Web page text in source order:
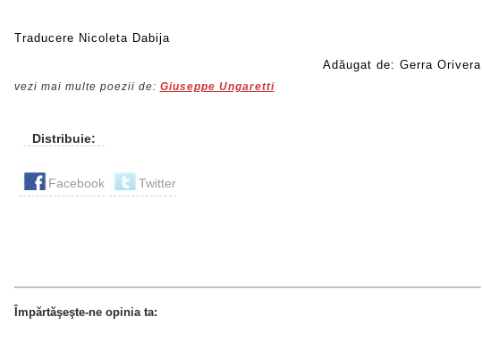
Traducere Nicoleta Dabija
Adăugat de: Gerra Orivera
vezi mai multe poezii de: Giuseppe Ungaretti
Distribuie:
Facebook Twitter
Împărtăşeşte-ne opinia ta: